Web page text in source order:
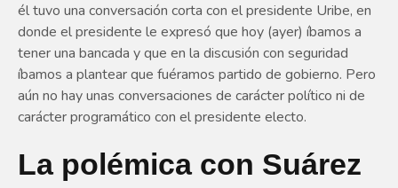
él tuvo una conversación corta con el presidente Uribe, en
donde el presidente le expresó que hoy (ayer) íbamos a
tener una bancada y que en la discusión con seguridad
íbamos a plantear que fuéramos partido de gobierno. Pero
aún no hay unas conversaciones de carácter político ni de
carácter programático con el presidente electo.
La polémica con Suárez